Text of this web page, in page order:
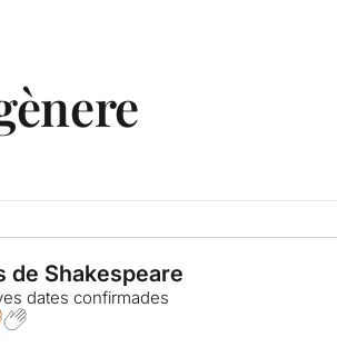
de Shakespeare
dates confirmades